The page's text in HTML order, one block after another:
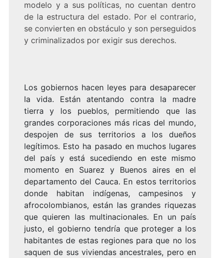
modelo y a sus políticas, no cuentan dentro
de la estructura del estado. Por el contrario,
se convierten en obstáculo y son perseguidos
y criminalizados por exigir sus derechos.
Los gobiernos hacen leyes para desaparecer
la vida. Están atentando contra la madre
tierra y los pueblos, permitiendo que las
grandes corporaciones más ricas del mundo,
despojen de sus territorios a los dueños
legítimos. Esto ha pasado en muchos lugares
del país y está sucediendo en este mismo
momento en Suarez y Buenos aires en el
departamento del Cauca. En estos territorios
donde habitan indígenas, campesinos y
afrocolombianos, están las grandes riquezas
que quieren las multinacionales. En un país
justo, el gobierno tendría que proteger a los
habitantes de estas regiones para que no los
saquen de sus viviendas ancestrales, pero en